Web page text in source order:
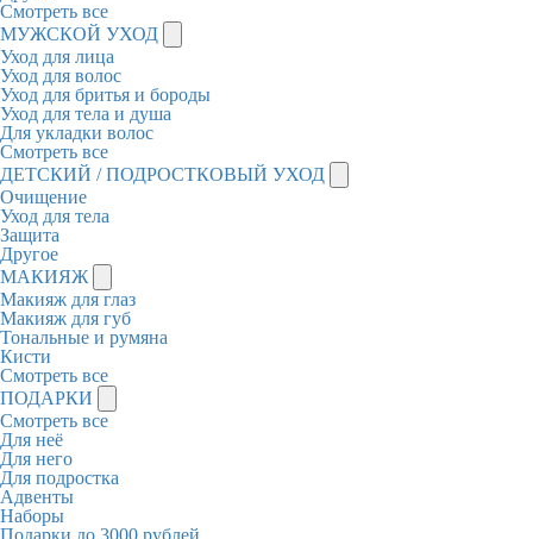
Смотреть все
МУЖСКОЙ УХОД
Уход для лица
Уход для волос
Уход для бритья и бороды
Уход для тела и душа
Для укладки волос
Смотреть все
ДЕТСКИЙ / ПОДРОСТКОВЫЙ УХОД
Очищение
Уход для тела
Защита
Другое
МАКИЯЖ
Макияж для глаз
Макияж для губ
Тональные и румяна
Кисти
Смотреть все
ПОДАРКИ
Смотреть все
Для неё
Для него
Для подростка
Адвенты
Наборы